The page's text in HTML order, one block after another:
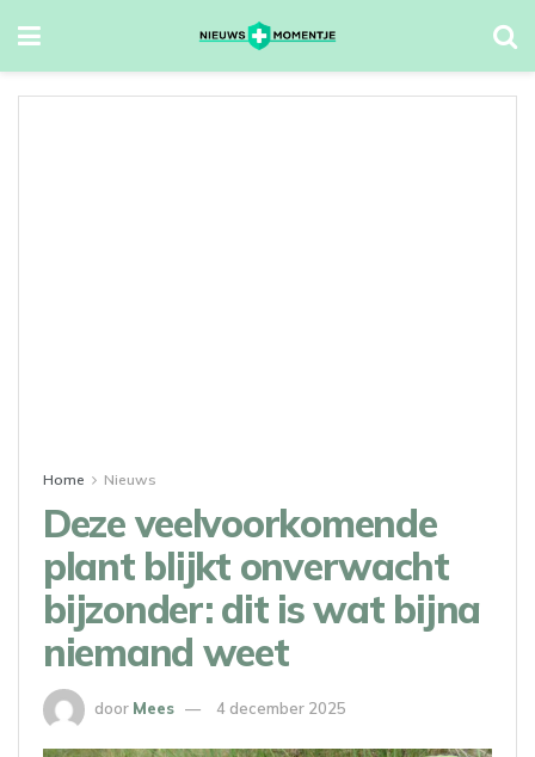
Home Nieuws
Deze veelvoorkomende
plant blijkt onverwacht
bijzonder: dit is wat bijna
niemand weet
door Mees 4 december 2025